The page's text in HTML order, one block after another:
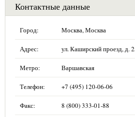
Контактные данные
Город: Москва, Москва
Адрес: ул. Каширский проезд, д.
Метро: Варшавская
Телефон: +7 (495) 120-06-06
Факс: 8 (800) 333-01-88